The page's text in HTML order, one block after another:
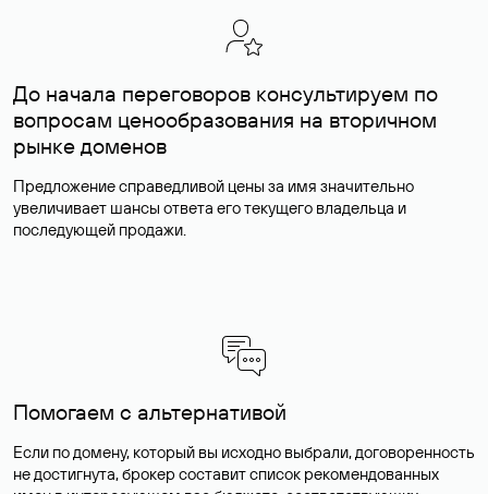
До начала переговоров консультируем по
вопросам ценообразования на вторичном
рынке доменов
Предложение справедливой цены за имя значительно
увеличивает шансы ответа его текущего владельца и
последующей продажи.
Помогаем с альтернативой
Если по домену, который вы исходно выбрали, договоренность
не достигнута, брокер составит список рекомендованных